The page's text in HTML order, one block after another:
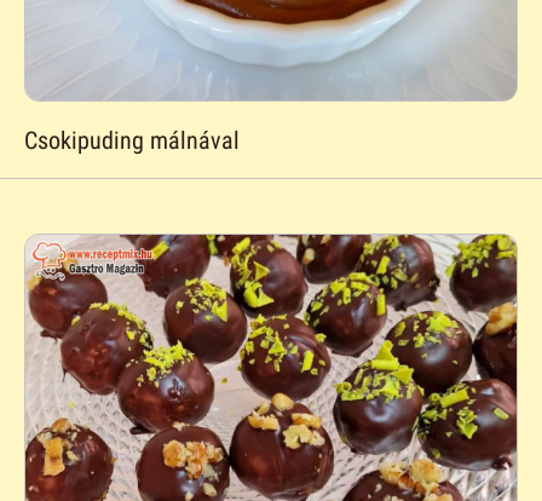
Csokipuding málnával